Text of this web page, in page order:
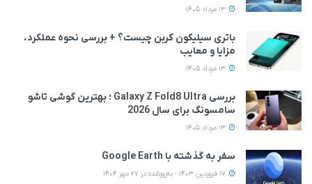
باتری سیلیکون کربن چیست؟ + بررسی نحوه عملکرد،
مزایا و معایب
بررسی Galaxy Z Fold8 Ultra ؛ بهترین گوشی تاشو
سامسونگ برای سال 2026
سفر به گذشته با Google Earth